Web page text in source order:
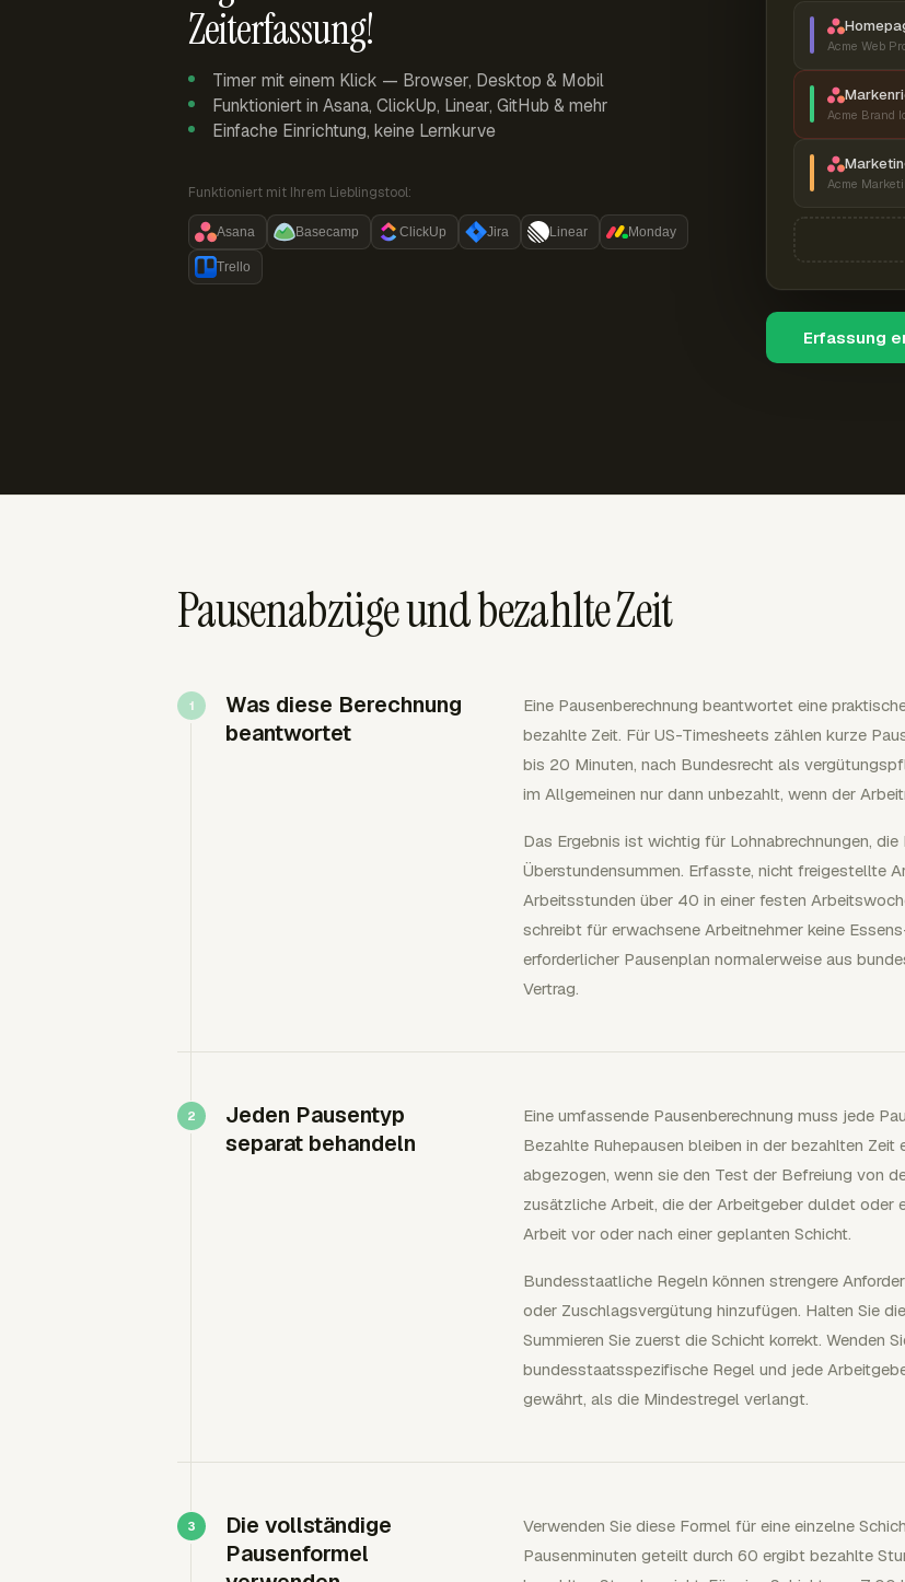
Zeiterfassung!
Timer mit einem Klick — Browser, Desktop & Mobil
Funktioniert in Asana, ClickUp, Linear, GitHub & mehr
Einfache Einrichtung, keine Lernkurve
Funktioniert mit Ihrem Lieblingstool:
Asana Basecamp ClickUp Jira Linear Monday
Trello
Acme Web
Acme Brand
Acme
Erfassung
Pausenabzüge und bezahlte Zeit
Was diese Berechnung
beantwortet
Eine Pausenberechnung beantwortet eine
bezahlte Zeit. Für US-Timesheets zählen kurze
bis 20 Minuten, nach Bundesrecht als
im Allgemeinen nur dann unbezahlt, wenn der
Das Ergebnis ist wichtig für Lohnabrechnungen,
Überstundensummen. Erfasste, nicht freigestellte
Arbeitsstunden über 40 in einer festen
schreibt für erwachsene Arbeitnehmer keine
erforderlicher Pausenplan normalerweise aus
Vertrag.
Jeden Pausentyp
separat behandeln
Eine umfassende Pausenberechnung muss jede
Bezahlte Ruhepausen bleiben in der bezahlten
abgezogen, wenn sie den Test der Befreiung von
zusätzliche Arbeit, die der Arbeitgeber duldet oder
Arbeit vor oder nach einer geplanten Schicht.
Bundesstaatliche Regeln können strengere
oder Zuschlagsvergütung hinzufügen. Halten Sie
Summieren Sie zuerst die Schicht korrekt. Wenden
bundesstaatsspezifische Regel und jede
gewährt, als die Mindestregel verlangt.
Die vollständige
Pausenformel
Verwenden Sie diese Formel für eine einzelne
Pausenminuten geteilt durch 60 ergibt bezahlte